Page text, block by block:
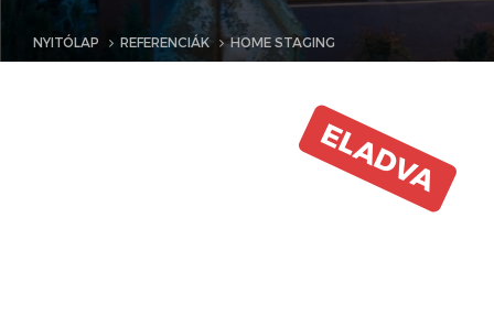
NYITÓLAP REFERENCIÁK HOME STAGING
ELADVA